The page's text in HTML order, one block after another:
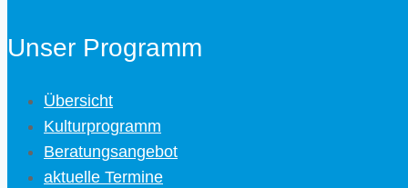
Unser Programm
Übersicht
Kulturprogramm
Beratungsangebot
aktuelle Termine